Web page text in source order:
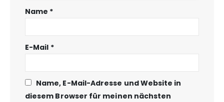
Name *
E-Mail *
Name, E-Mail-Adresse und Website in
diesem Browser für meinen nächsten